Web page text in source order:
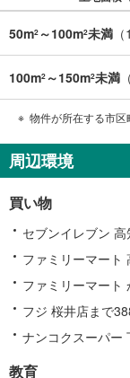
50m2 ～100m2未満 （1
100m2 ～150m2未満 （
物件が所在する市区
周辺環境
買い物
セブンイレブン
ファミリーマート
ファミリーマート
フジ 桜井店まで
ナンコクスーパー
教育